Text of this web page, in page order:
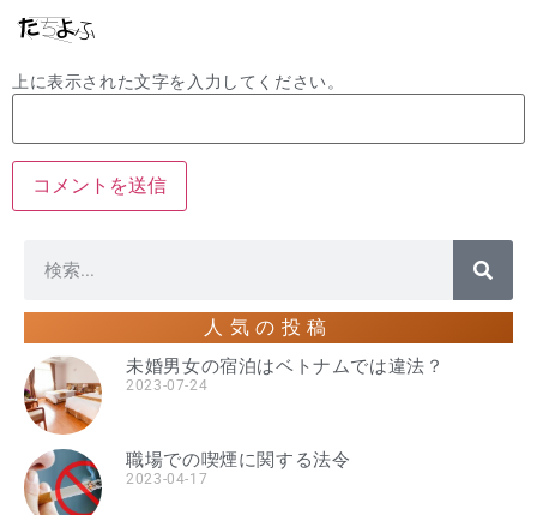
上に表示された文字を入力してください。
人気の投稿
未婚男女の宿泊はベトナムでは違法？
2023-07-24
職場での喫煙に関する法令
2023-04-17